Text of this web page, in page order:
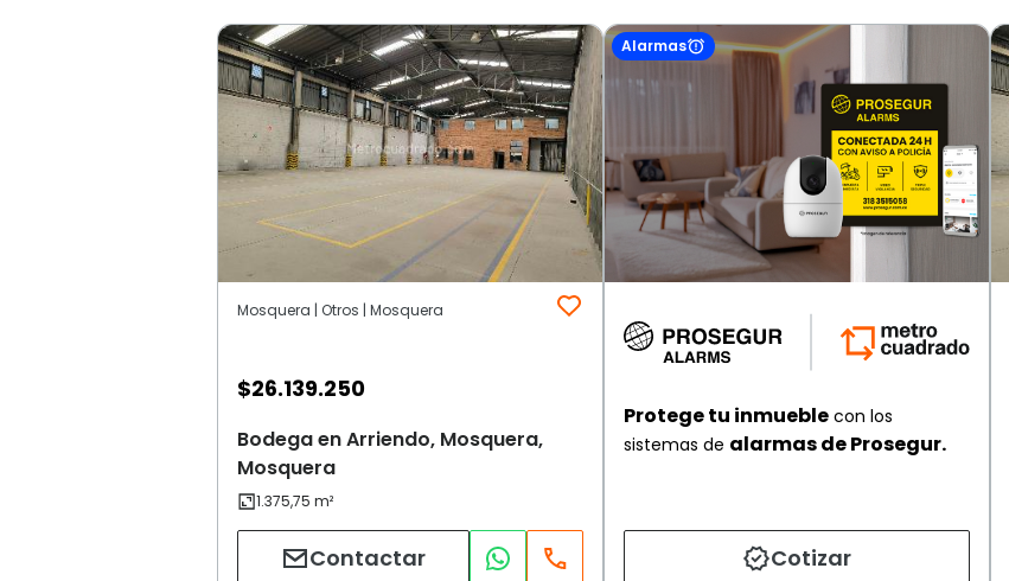
Mosquera | Otros | Mosquera
$26.139.250
Bodega en Arriendo, Mosquera,
Mosquera
Contactar
Alarmas
Protege tu inmueble con los
sistemas de alarmas de Prosegur.
Cotizar